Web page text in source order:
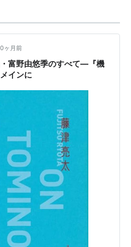
言」
アニメ―ゼロ年代アニメ時
ガンダム-星を継ぐ者完全ドキ
富野由悠季発言集」
パイラルブック」
館GUIDEBOOK2006」
ヶ月前
富野由悠季のすべて―『機
インに